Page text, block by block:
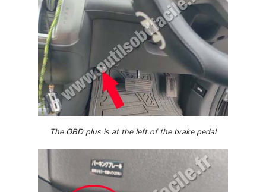
The OBD plus is at the left of the brake pedal